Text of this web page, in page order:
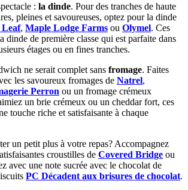
: la dinde. Pour des tranches de haute
pleines et savoureuses, optez pour la dinde
Leaf, Maple Lodge Farms ou Olymel. Ces
dinde de première classe qui est parfaite dans
étages ou en fines tranches.
ne serait complet sans fromage. Faites
les savoureux fromages de Natrel,
Perron ou un fromage crémeux
un brie crémeux ou un cheddar fort, ces
touche riche et satisfaisante à chaque
un petit plus à votre repas? Accompagnez
croustilles de Covered Bridge ou
avec une note sucrée avec le chocolat de
PC Décadent aux brisures de chocolat.